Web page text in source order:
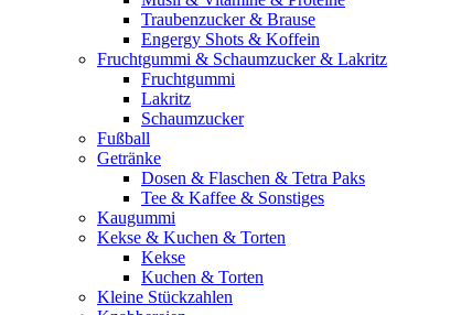
Traubenzucker & Brause
Engergy Shots & Koffein
Fruchtgummi & Schaumzucker & Lakritz
Fruchtgummi
Lakritz
Schaumzucker
Fußball
Getränke
Dosen & Flaschen & Tetra Paks
Tee & Kaffee & Sonstiges
Kaugummi
Kekse & Kuchen & Torten
Kekse
Kuchen & Torten
Kleine Stückzahlen